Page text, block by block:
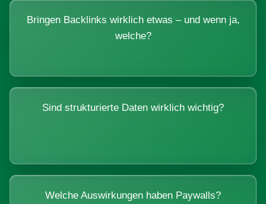
Bringen Backlinks wirklich etwas – und wenn ja,
welche?
Sind strukturierte Daten wirklich wichtig?
Welche Auswirkungen haben Paywalls?